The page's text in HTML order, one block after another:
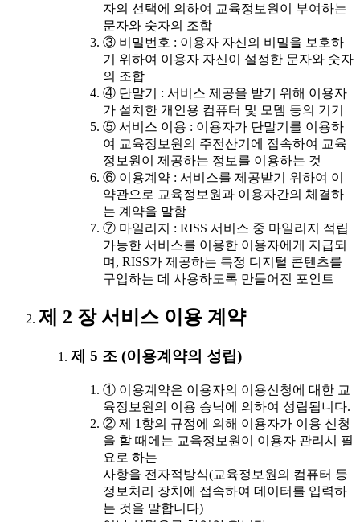
자의 선택에 의하여 교육정보원이 부여하는
문자와 숫자의 조합
③ 비밀번호 : 이용자 자신의 비밀을 보호하
기 위하여 이용자 자신이 설정한 문자와 숫자
의 조합
④ 단말기 : 서비스 제공을 받기 위해 이용자
가 설치한 개인용 컴퓨터 및 모뎀 등의 기기
⑤ 서비스 이용 : 이용자가 단말기를 이용하
여 교육정보원의 주전산기에 접속하여 교육
정보원이 제공하는 정보를 이용하는 것
⑥ 이용계약 : 서비스를 제공받기 위하여 이
약관으로 교육정보원과 이용자간의 체결하
는 계약을 말함
⑦ 마일리지 : RISS 서비스 중 마일리지 적립
가능한 서비스를 이용한 이용자에게 지급되
며, RISS가 제공하는 특정 디지털 콘텐츠를
구입하는 데 사용하도록 만들어진 포인트
제 2 장 서비스 이용 계약
제 5 조 (이용계약의 성립)
① 이용계약은 이용자의 이용신청에 대한 교
육정보원의 이용 승낙에 의하여 성립됩니다.
② 제 1항의 규정에 의해 이용자가 이용 신청
을 할 때에는 교육정보원이 이용자 관리시 필
요로 하는
사항을 전자적방식(교육정보원의 컴퓨터 등
정보처리 장치에 접속하여 데이터를 입력하
는 것을 말합니다)